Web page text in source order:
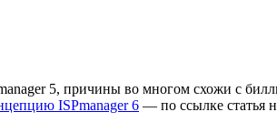
5, причины во многом схожи с
ISPmanager 6 — по ссылке статья